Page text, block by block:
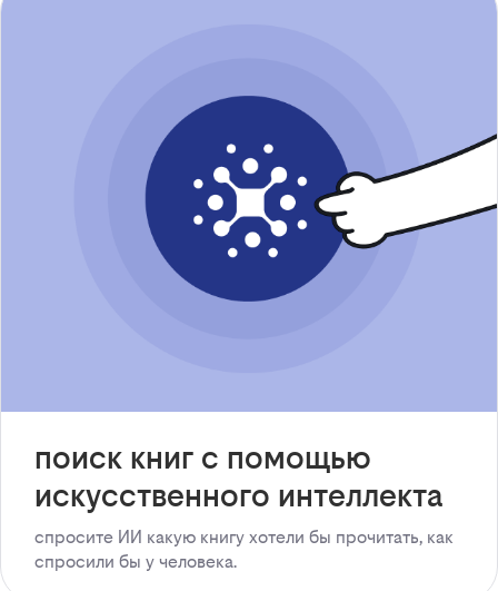
поиск книг с помощью
искусственного интеллекта
спросите ИИ какую книгу хотели бы прочитать, как
спросили бы у человека.